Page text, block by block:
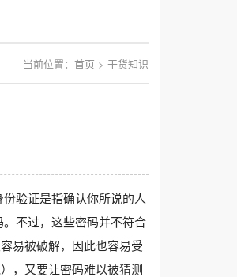
当前位置： 首页 > 干货知识
验证是指确认你所说的人
不过，这些密码并不符合
易被破解，因此也容易受
，又要让密码难以被猜测